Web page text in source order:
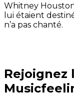
Whitney
lui étaient
n’a pas chanté.
Rejoignez